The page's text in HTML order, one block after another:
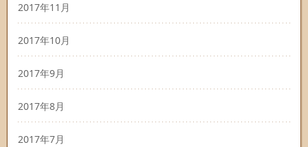
2017年11月
2017年10月
2017年9月
2017年8月
2017年7月